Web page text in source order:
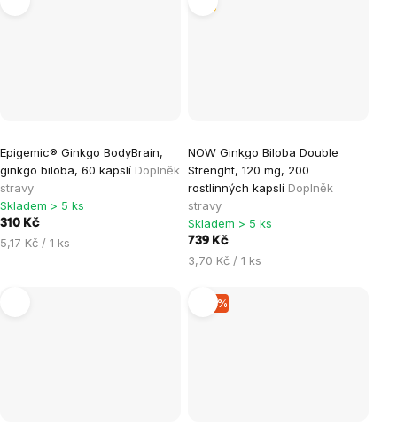
Epigemic® Ginkgo BodyBrain,
ginkgo biloba, 60 kapslí Doplněk
stravy
Skladem > 5 ks
310 Kč
Měrná
5,17 Kč / 1 ks
NOW Ginkgo Biloba Double
Strenght, 120 mg, 200
rostlinných kapslí Doplněk
stravy
Skladem > 5 ks
739 Kč
Měrná
3,70 Kč / 1 ks
–15 %